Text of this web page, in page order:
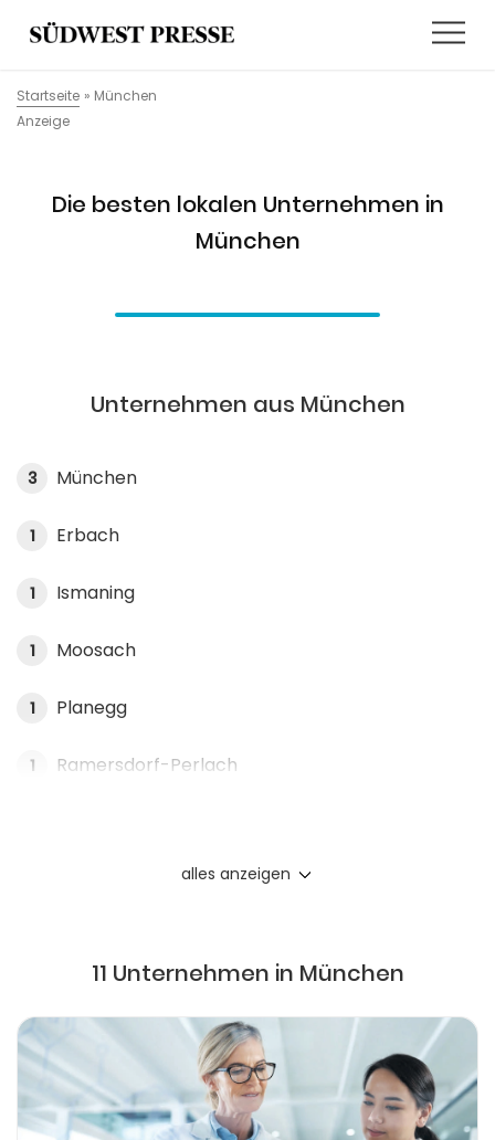
Startseite » München
Anzeige
Die besten lokalen Unternehmen in
München
Unternehmen aus München
3 München
1 Erbach
1 Ismaning
1 Moosach
1 Planegg
1 Ramersdorf-Perlach
alles anzeigen
11 Unternehmen in München